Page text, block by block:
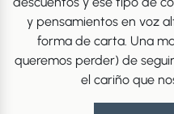
y pensamientos en voz
forma de carta. Una
queremos perder) de
el cariño que